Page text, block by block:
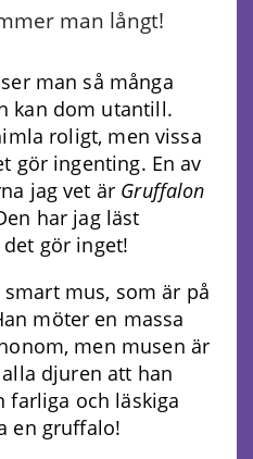
man långt!
man så många
kan dom utantill.
roligt, men vissa
gör ingenting. En av
jag vet är Gruffalon
har jag läst
gör inget!
mus, som är på
möter en massa
men musen är
djuren att han
farliga och läskiga
en gruffalo!